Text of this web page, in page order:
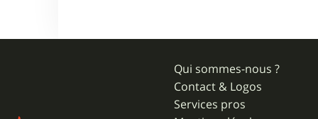
Qui sommes-nous ?
Contact & Logos
Services pros